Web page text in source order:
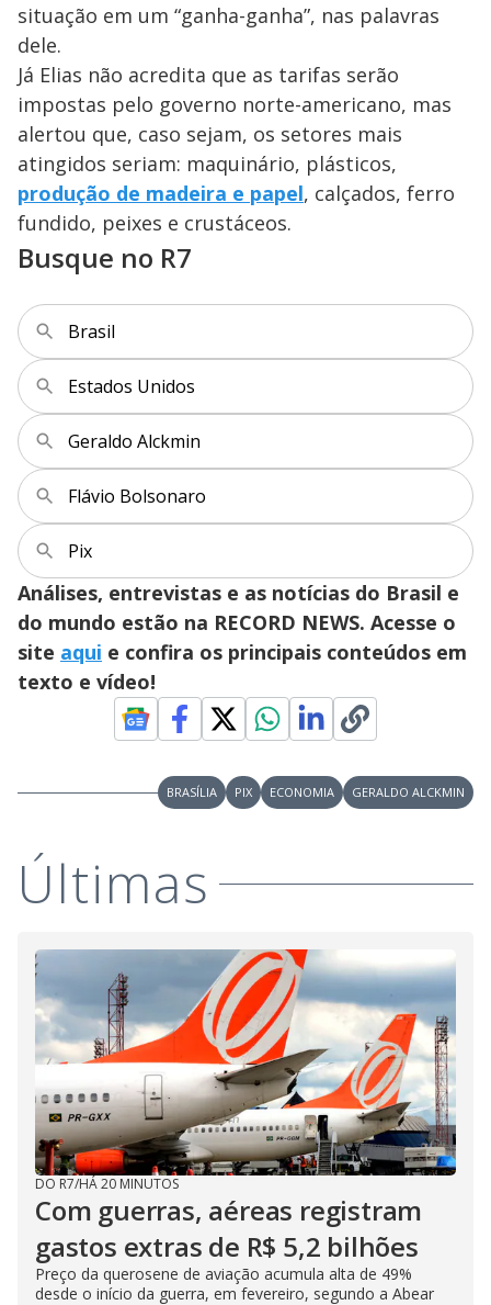
situação em um “ganha-ganha”, nas palavras
dele.
Já Elias não acredita que as tarifas serão
impostas pelo governo norte-americano, mas
alertou que, caso sejam, os setores mais
atingidos seriam: maquinário, plásticos,
produção de madeira e papel, calçados, ferro
fundido, peixes e crustáceos.
Busque no R7
Brasil
Estados Unidos
Geraldo Alckmin
Flávio Bolsonaro
Pix
Análises, entrevistas e as notícias do Brasil e
do mundo estão na RECORD NEWS. Acesse o
site aqui e confira os principais conteúdos em
texto e vídeo!
BRASÍLIA PIX ECONOMIA GERALDO ALCKMIN
Últimas
DO R7/HÁ 20 MINUTOS
Com guerras, aéreas registram
gastos extras de R$ 5,2 bilhões
Preço da querosene de aviação acumula alta de 49%
desde o início da guerra, em fevereiro, segundo a Abear